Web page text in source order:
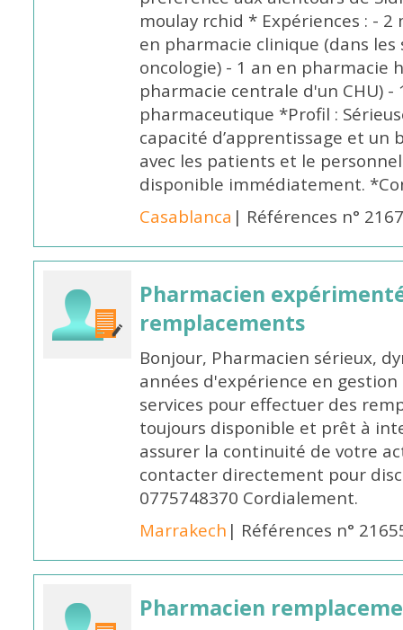
moulay rchid * Expériences : -
en pharmacie clinique (dans les
oncologie) - 1 an en pharmacie
pharmacie centrale d'un CHU)
pharmaceutique *Profil :
capacité d’apprentissage et un
avec les patients et le
disponible immédiatement.
Casablanca | Références n°
Pharmacien
remplacements
Bonjour, Pharmacien sérieux,
années d'expérience en
services pour effectuer des
toujours disponible et prêt à
assurer la continuité de votre
contacter directement pour
0775748370 Cordialement.
Marrakech | Références n°
Pharmacien